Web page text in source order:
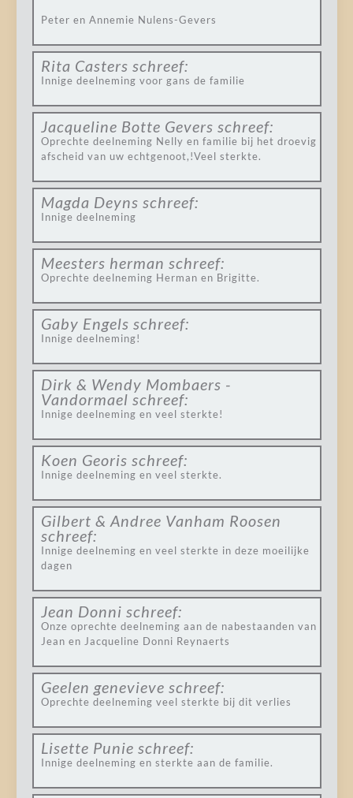
Peter en Annemie Nulens-Gevers
Rita Casters schreef:
Innige deelneming voor gans de familie
Jacqueline Botte Gevers schreef:
Oprechte deelneming Nelly en familie bij het droevig
afscheid van uw echtgenoot,!Veel sterkte.
Magda Deyns schreef:
Innige deelneming
Meesters herman schreef:
Oprechte deelneming Herman en Brigitte.
Gaby Engels schreef:
Innige deelneming!
Dirk & Wendy Mombaers -
Vandormael schreef:
Innige deelneming en veel sterkte!
Koen Georis schreef:
Innige deelneming en veel sterkte.
Gilbert & Andree Vanham Roosen
schreef:
Innige deelneming en veel sterkte in deze moeilijke
dagen
Jean Donni schreef:
Onze oprechte deelneming aan de nabestaanden van
Jean en Jacqueline Donni Reynaerts
Geelen genevieve schreef:
Oprechte deelneming veel sterkte bij dit verlies
Lisette Punie schreef:
Innige deelneming en sterkte aan de familie.